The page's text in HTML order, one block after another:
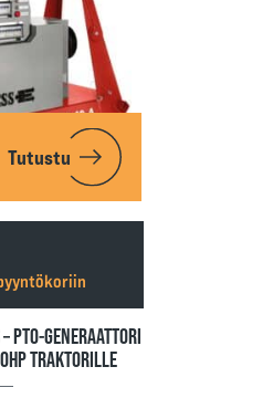
Tutustu
GENERAATTORI
TRAKTORILLE